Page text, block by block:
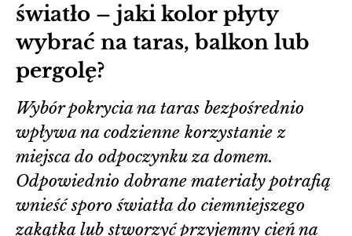
światło – jaki kolor płyty
wybrać na taras, balkon lub
pergolę?
Wybór pokrycia na taras bezpośrednio
wpływa na codzienne korzystanie z
miejsca do odpoczynku za domem.
Odpowiednio dobrane materiały potrafią
wnieść sporo światła do ciemniejszego
zakątka lub stworzyć przyjemny cień na